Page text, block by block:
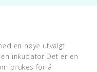
en nøye utvalgt
inkubator.Det er en
brukes for å